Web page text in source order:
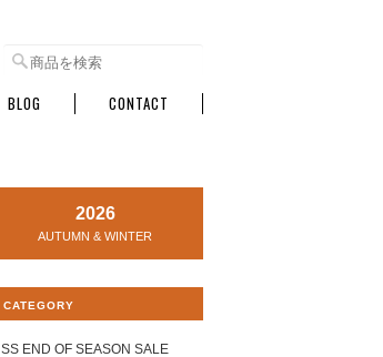
BLOG CONTACT
2026
AUTUMN & WINTER
CATEGORY
SS END OF SEASON SALE